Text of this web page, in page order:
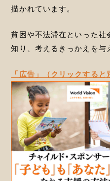
描かれています。
貧困や不法滞在といった社
知り、考えるきっかえを与
「広告」（クリックすると